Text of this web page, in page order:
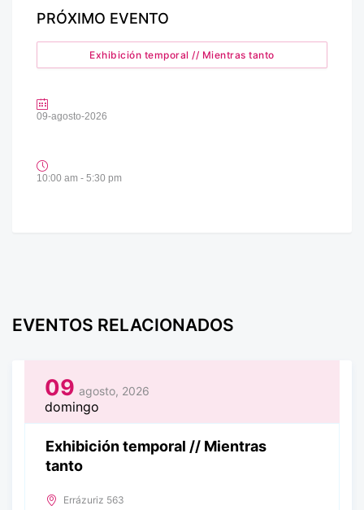
PRÓXIMO EVENTO
Exhibición temporal // Mientras tanto
09-agosto-2026
10:00 am - 5:30 pm
EVENTOS RELACIONADOS
09 agosto, 2026
domingo
Exhibición temporal // Mientras
tanto
Errázuriz 563